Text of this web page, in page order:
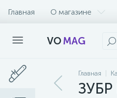
Главная О магазине
VOMAG
Главная
ЗУБР